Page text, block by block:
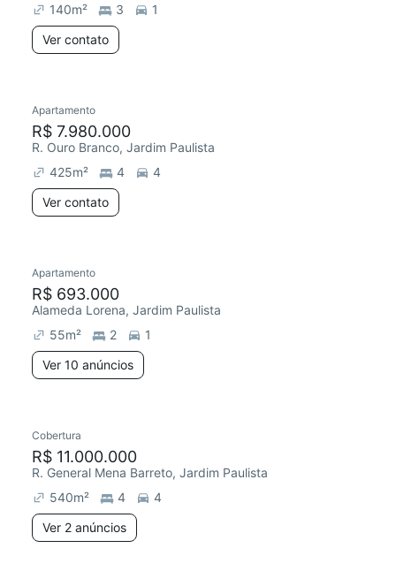
140m² 3
1
Ver contato
Apartamento
R$ 7.980.000
R. Ouro Branco, Jardim Paulista
425m² 4
4
Ver contato
Apartamento
R$ 693.000
Alameda Lorena, Jardim Paulista
55m² 2
1
Ver 10 anúncios
Cobertura
R$ 11.000.000
R. General Mena Barreto, Jardim Paulista
540m² 4
4
Ver 2 anúncios